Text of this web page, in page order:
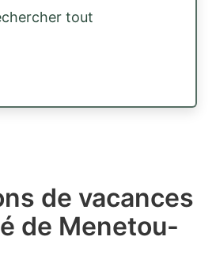
tout
de vacances
de Menetou-